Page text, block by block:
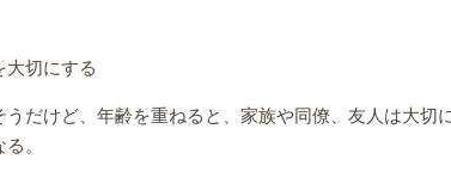
切にする
うだけど、年齢を重ねると、家族や同僚、友人は大切
。